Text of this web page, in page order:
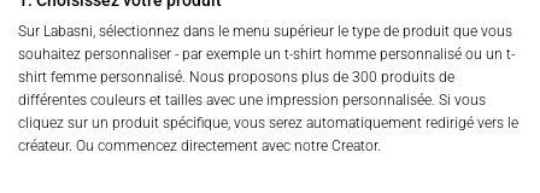
Sur Labasni, sélectionnez dans le menu supérieur le type de produit que vous
souhaitez personnaliser - par exemple un t-shirt homme personnalisé ou un t-
shirt femme personnalisé. Nous proposons plus de 300 produits de
différentes couleurs et tailles avec une impression personnalisée. Si vous
cliquez sur un produit spécifique, vous serez automatiquement redirigé vers le
créateur. Ou commencez directement avec notre Creator.